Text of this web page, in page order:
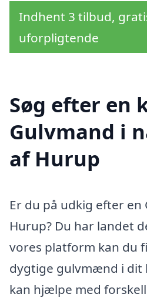
Indhent 3 tilbud,
uforpligtende
Søg efter en
Gulvmand i
af Hurup
Er du på udkig efter en
Hurup? Du har landet
vores platform kan du
dygtige gulvmænd i dit
kan hjælpe med